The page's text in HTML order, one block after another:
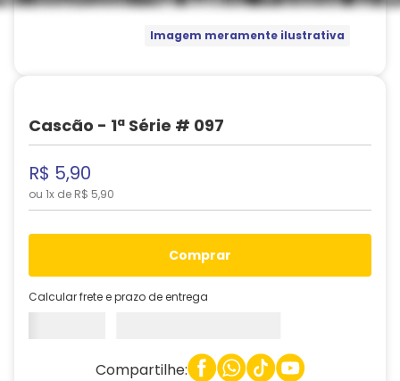
Imagem meramente ilustrativa
Cascão - 1ª Série # 097
R$ 5,90
ou 1x de R$ 5,90
comprar
Calcular frete e prazo de entrega
Compartilhe: